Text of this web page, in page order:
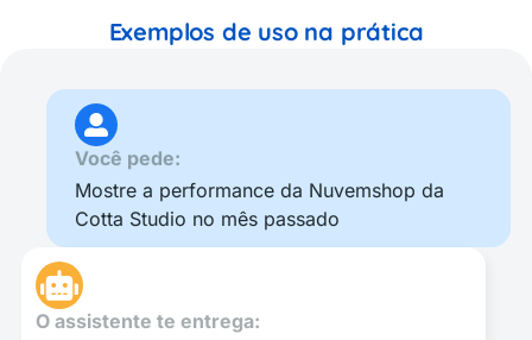
Você pede:
Mostre a performance da Nuvemshop da
Cotta Studio no mês passado
O assistente te entrega:
Exemplos de uso na prática